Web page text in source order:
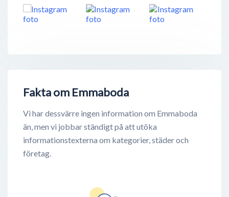
Fakta om Emmaboda
Vi har dessvärre ingen information om Emmaboda
än, men vi jobbar ständigt på att utöka
informationstexterna om kategorier, städer och
företag.